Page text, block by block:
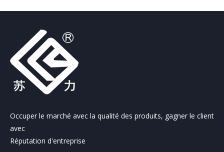
Occuper le marché avec la qualité des produits, gagner le client
avec
Réputation d'entreprise